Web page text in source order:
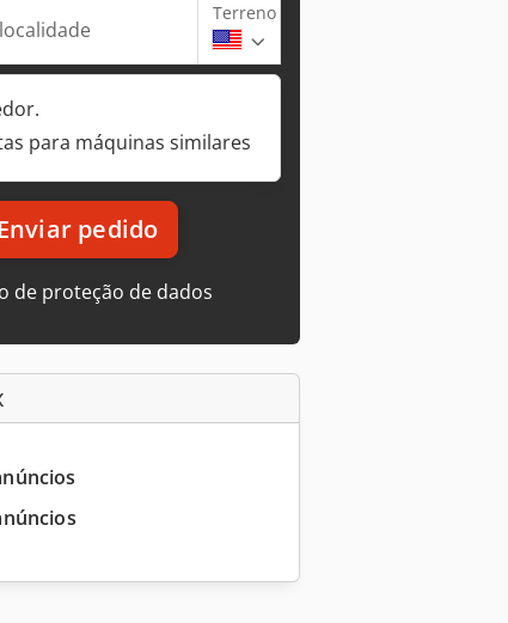
Terreno
para máquinas similares
pedido
de proteção de dados